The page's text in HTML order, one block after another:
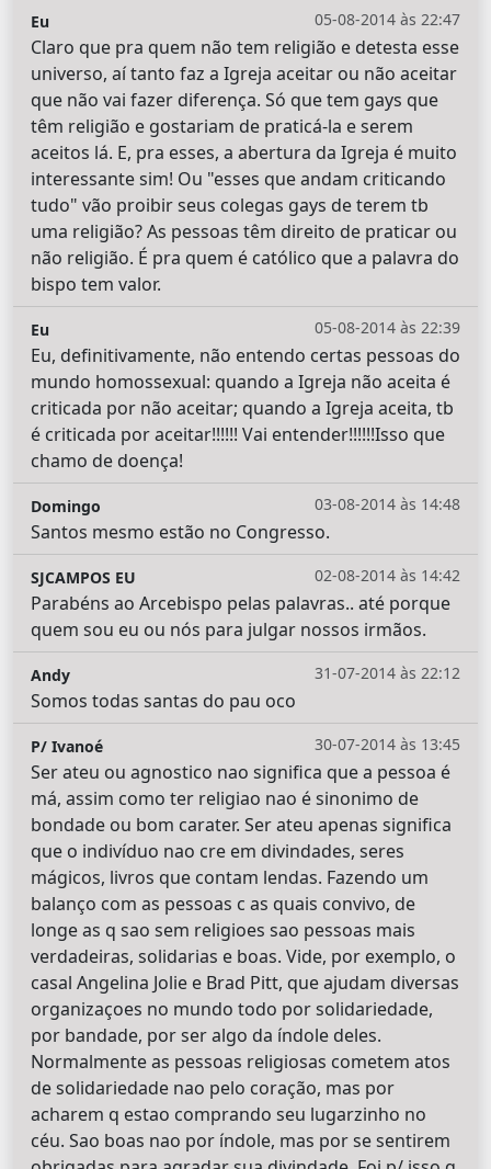
05-08-2014 às 22:47
Eu
Claro que pra quem não tem religião e detesta esse
universo, aí tanto faz a Igreja aceitar ou não aceitar
que não vai fazer diferença. Só que tem gays que
têm religião e gostariam de praticá-la e serem
aceitos lá. E, pra esses, a abertura da Igreja é muito
interessante sim! Ou "esses que andam criticando
tudo" vão proibir seus colegas gays de terem tb
uma religião? As pessoas têm direito de praticar ou
não religião. É pra quem é católico que a palavra do
bispo tem valor.
05-08-2014 às 22:39
Eu
Eu, definitivamente, não entendo certas pessoas do
mundo homossexual: quando a Igreja não aceita é
criticada por não aceitar; quando a Igreja aceita, tb
é criticada por aceitar!!!!!! Vai entender!!!!!!Isso que
chamo de doença!
03-08-2014 às 14:48
Domingo
Santos mesmo estão no Congresso.
02-08-2014 às 14:42
SJCAMPOS EU
Parabéns ao Arcebispo pelas palavras.. até porque
quem sou eu ou nós para julgar nossos irmãos.
31-07-2014 às 22:12
Andy
Somos todas santas do pau oco
30-07-2014 às 13:45
P/ Ivanoé
Ser ateu ou agnostico nao significa que a pessoa é
má, assim como ter religiao nao é sinonimo de
bondade ou bom carater. Ser ateu apenas significa
que o indivíduo nao cre em divindades, seres
mágicos, livros que contam lendas. Fazendo um
balanço com as pessoas c as quais convivo, de
longe as q sao sem religioes sao pessoas mais
verdadeiras, solidarias e boas. Vide, por exemplo, o
casal Angelina Jolie e Brad Pitt, que ajudam diversas
organizaçoes no mundo todo por solidariedade,
por bandade, por ser algo da índole deles.
Normalmente as pessoas religiosas cometem atos
de solidariedade nao pelo coração, mas por
acharem q estao comprando seu lugarzinho no
céu. Sao boas nao por índole, mas por se sentirem